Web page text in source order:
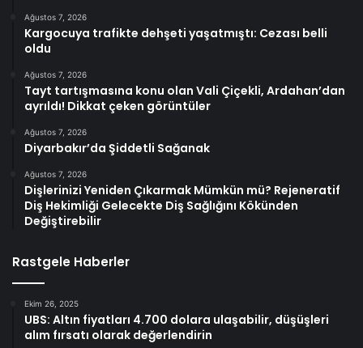
Ağustos 7, 2026
Kargocuya trafikte dehşeti yaşatmıştı: Cezası belli
oldu
Ağustos 7, 2026
Tayt tartışmasına konu olan Vali Çiçekli, Ardahan’dan
ayrıldı! Dikkat çeken görüntüler
Ağustos 7, 2026
Diyarbakır’da Şiddetli Sağanak
Ağustos 7, 2026
Dişlerinizi Yeniden Çıkarmak Mümkün mü? Rejeneratif
Diş Hekimliği Gelecekte Diş Sağlığını Kökünden
Değiştirebilir
Rastgele Haberler
Ekim 26, 2025
UBS: Altın fiyatları 4.700 dolara ulaşabilir, düşüşleri
alım fırsatı olarak değerlendirin